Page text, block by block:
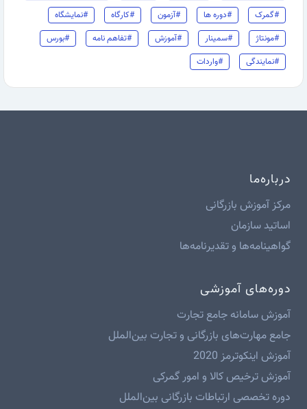
#گمرک
#دوره ها #آزمون #کارگاه
#نمایشگاه
#مونتاژ
#سمینار #آموزش #تفاهم نامه
#بورس
#نمایندگی
#واردات
درباره‌ما
مرکز آموزش بازرگانی
اساتید سازمان
گواهینامه‌ها و تقدیرنامه‌ها
دوره‌های آموزشی
آموزش سامانه جامع تجارت
جامع مهارت‌های بازرگانی و تجارت بین‌الملل
آموزش اینکوترمز 2020
آموزش ترخیص کالا و امور گمرکی
دوره تخصصی ارتباطات بازرگانی بین‌الملل